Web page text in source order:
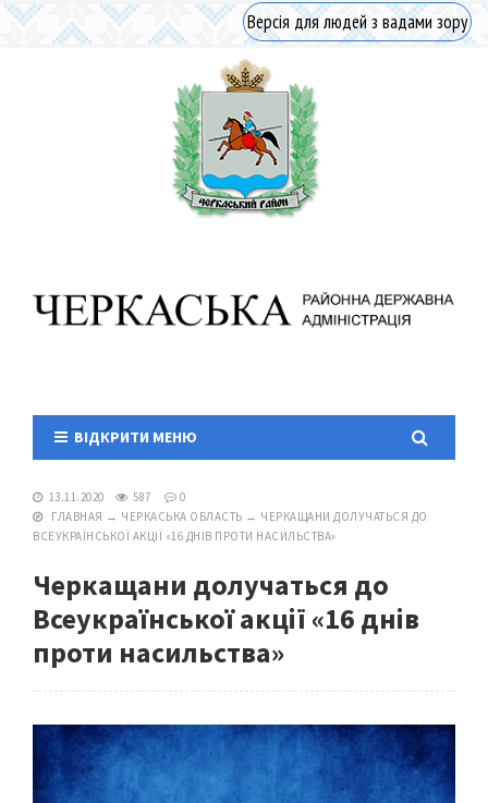
Версія для людей з вадами зору
ВІДКРИТИ МЕНЮ
13.11.2020 587
0
ГЛАВНАЯ → ЧЕРКАСЬКА ОБЛАСТЬ → ЧЕРКАЩАНИ ДОЛУЧАТЬСЯ ДО
ВСЕУКРАЇНСЬКОЇ АКЦІЇ «16 ДНІВ ПРОТИ НАСИЛЬСТВА»
Черкащани долучаться до
Всеукраїнської акції «16 днів
проти насильства»